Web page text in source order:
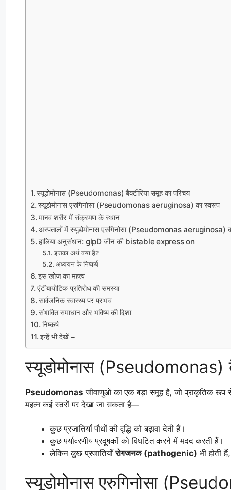
स्यूडोमोनास (Pseudomonas) बैक्टीरिया समूह का परिचय
स्यूडोमोनास एरुगिनोसा (Pseudomonas aeruginosa) का स्वरूप
मानव शरीर में संक्रमण के स्थान
अस्पतालों में स्यूडोमोनास एरुगिनोसा (Pseudomonas aeruginosa)
हालिया अनुसंधान: glpD जीन की bistable expression
इसका अर्थ क्या है?
अध्ययन के निष्कर्ष
इस खोज का महत्व
एंटीबायोटिक प्रतिरोध की समस्या
सार्वजनिक स्वास्थ्य पर प्रभाव
संभावित समाधान और भविष्य की दिशा
निष्कर्ष
इन्हें भी देखें –
स्यूडोमोनास (Pseudomonas)
Pseudomonas जीवाणुओं का एक बड़ा समूह है, जो प्राकृतिक रूप
महत्व कई स्तरों पर देखा जा सकता है—
कुछ प्रजातियाँ पौधों की वृद्धि को बढ़ावा देती हैं।
कुछ पर्यावरणीय प्रदूषकों को विघटित करने में मदद करती हैं।
लेकिन कुछ प्रजातियाँरोगजनक (pathogenic) भी होती
स्यूडोमोनास एरुगिनोसा